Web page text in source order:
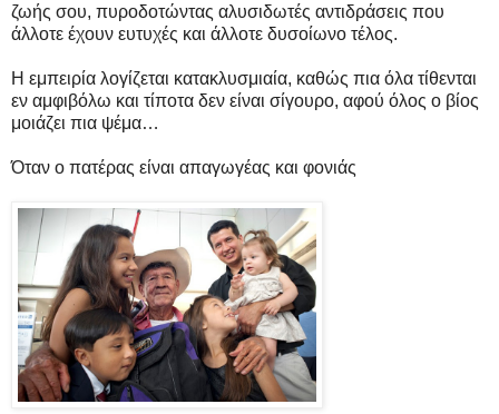
ζωής σου, πυροδοτώντας αλυσιδωτές αντιδράσεις που
άλλοτε έχουν ευτυχές και άλλοτε δυσοίωνο τέλος.
Η εμπειρία λογίζεται κατακλυσμιαία, καθώς πια όλα τίθενται
εν αμφιβόλω και τίποτα δεν είναι σίγουρο, αφού όλος ο βίος
μοιάζει πια ψέμα…
Όταν ο πατέρας είναι απαγωγέας και φονιάς